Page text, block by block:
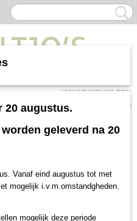
UW WINKELWAGEN
Geen producten (0)
20 augustus.
geleverd na 20
Vanaf eind augustus tot met
mogelijk i.v.m.omstandgheden.
mogelijk deze periode